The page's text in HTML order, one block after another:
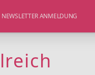
NEWSLETTER ANMELDUNG